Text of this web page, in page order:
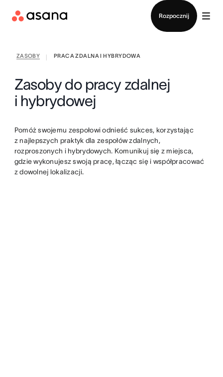
Rozpocznij
ZASOBY PRACA ZDALNA I HYBRYDOWA
Zasoby do pracy zdalnej
i hybrydowej
Pomóż swojemu zespołowi odnieść sukces, korzystając
z najlepszych praktyk dla zespołów zdalnych,
rozproszonych i hybrydowych. Komunikuj się z miejsca,
gdzie wykonujesz swoją pracę, łącząc się i współpracować
z dowolnej lokalizacji.